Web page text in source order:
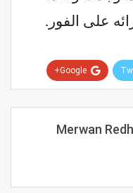
على الفور.
Google+
Merwan